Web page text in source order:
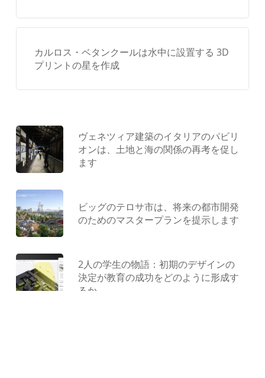
カルロス・ベタンクールは水中に設置する 3D
プリントの星を作成
ヴェネツィア建築のイタリアのパビリ
オンは、土地と海の関係の再考を促し
ます
ビッグのテロサ市は、将来の都市開発
のためのマスタープランを提示します
2人の学生の物語：初期のデザインの
決定が教育の成功をどのように形成す
るか